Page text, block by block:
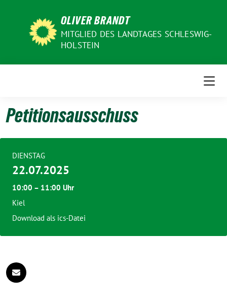
OLIVER BRANDT
MITGLIED DES LANDTAGES SCHLESWIG-
HOLSTEIN
Petitionsausschuss
DIENSTAG
22.07.2025
10:00 – 11:00 Uhr
Kiel
Download als ics-Datei